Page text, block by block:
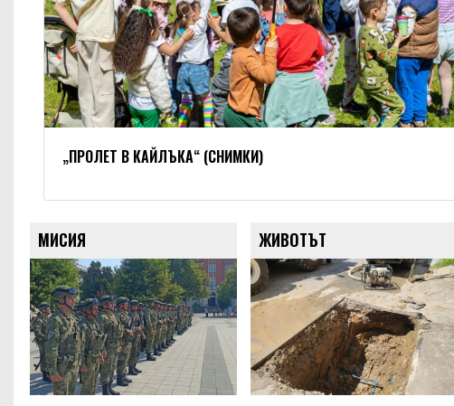
„ПРОЛЕТ В КАЙЛЪКА“ (СНИМКИ)
МИСИЯ ЖИВОТЪТ